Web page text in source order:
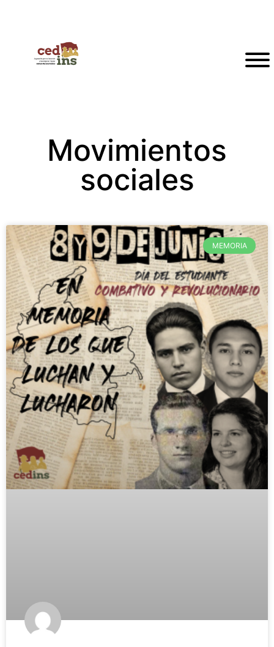
Movimientos
sociales
MEMORIA